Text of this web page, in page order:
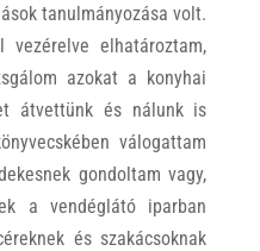
tanulmányozása volt.
vezérelve elhatároztam,
azokat a konyhai
átvettünk és nálunk is
válogattam
gondoltam vagy,
a vendéglátó iparban
és szakácsoknak